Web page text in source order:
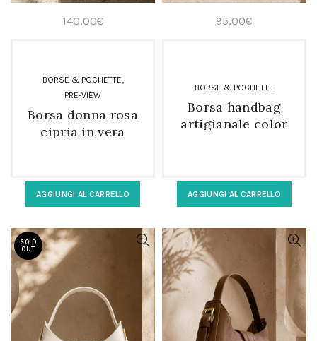
140,00€
BORSE & POCHETTE,
PRE-VIEW
Borsa donna rosa
cipria in vera
AGGIUNGI AL CARRELLO
95,00€
BORSE & POCHETTE
Borsa handbag
artigianale color
AGGIUNGI AL CARRELLO
SOLD
OUT